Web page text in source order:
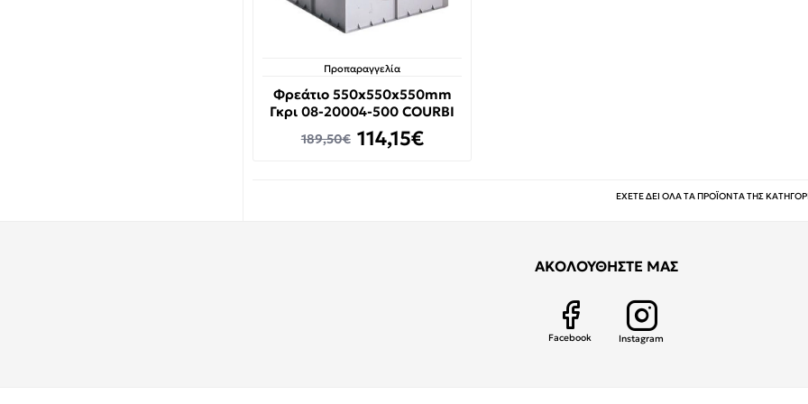
Προπαραγγελία
Φρεάτιο 550x550x550mm
Γκρι 08-20004-500 COURBI
114,15€
189,50€
ΕΧΕΤΕ ΔΕΙ ΟΛΑ ΤΑ ΠΡΟΪΟΝΤΑ ΤΗΣ
ΑΚΟΛΟΥΘΗΣΤΕ ΜΑΣ
Facebook Instagram